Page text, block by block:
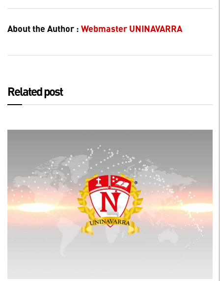
About the Author : Webmaster UNINAVARRA
Related post